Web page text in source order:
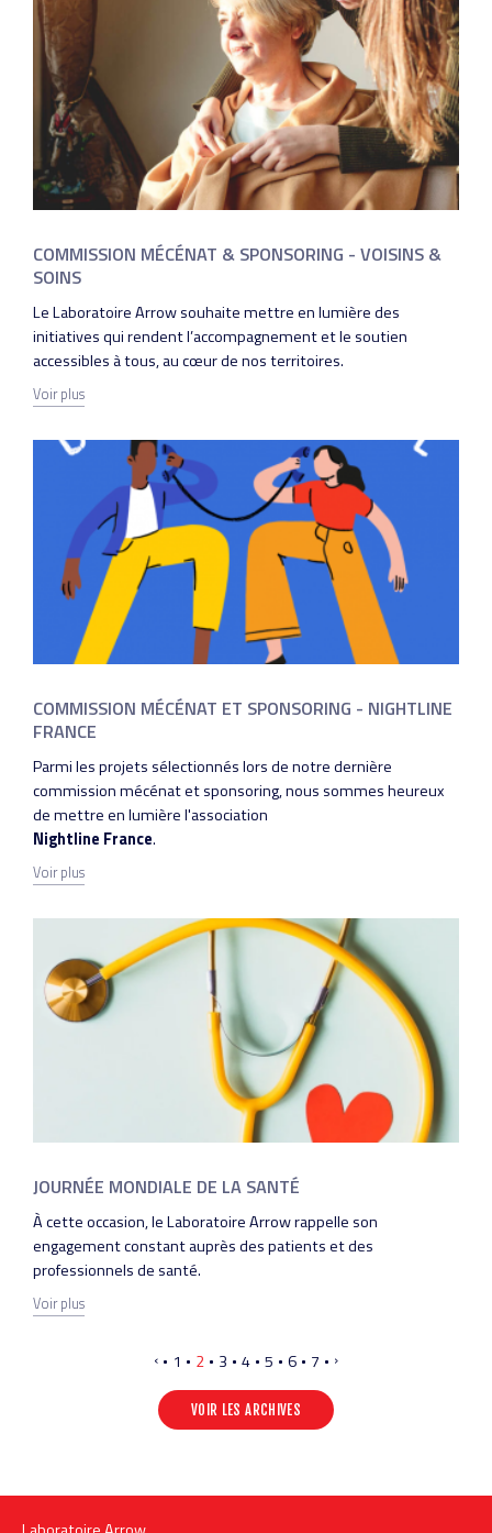
COMMISSION MÉCÉNAT & SPONSORING - VOISINS &
SOINS
Le Laboratoire Arrow souhaite mettre en lumière des
initiatives qui rendent l’accompagnement et le soutien
accessibles à tous, au cœur de nos territoires.
Voir plus
COMMISSION MÉCÉNAT ET SPONSORING - NIGHTLINE
FRANCE
Parmi les projets sélectionnés lors de notre dernière
commission mécénat et sponsoring, nous sommes heureux
de mettre en lumière l'association
Nightline France.
Voir plus
JOURNÉE MONDIALE DE LA SANTÉ
À cette occasion, le Laboratoire Arrow rappelle son
engagement constant auprès des patients et des
professionnels de santé.
Voir plus
Page
précédente
‹ Page
1 Page
2 Page
3 Page
4 Page
5 Page
6 Page
7
Page
›
VOIR LES ARCHIVES